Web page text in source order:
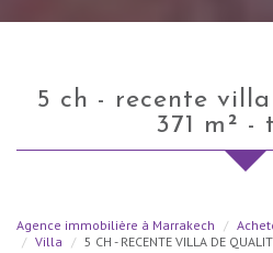
5 ch - recente villa de qualite sur
371 m² -
Agence immobilière à Marrakech
Villa
5 CH - RECENTE VILLA DE